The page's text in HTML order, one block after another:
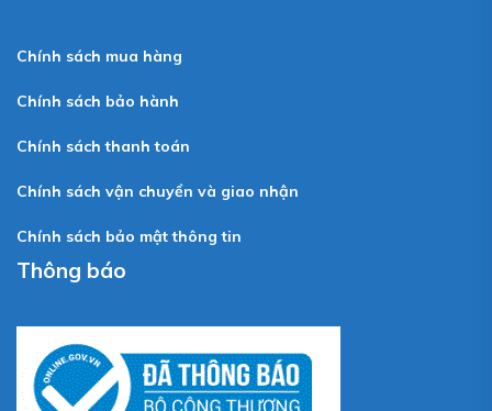
Chính sách mua hàng
Chính sách bảo hành
Chính sách thanh toán
Chính sách vận chuyển và giao nhận
Chính sách bảo mật thông tin
Thông báo